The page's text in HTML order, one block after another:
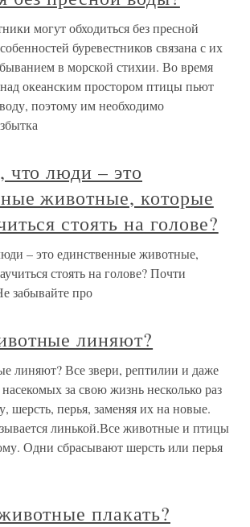
могут обходиться без пресной
буревестников связана с их
в морской стихии. Во время
океанским простором птицы пьют
поэтому им необходимо
что люди – это
животные, которые
стоять на голове?
– это единственные животные,
стоять на голове? Почти
забывайте про
линяют?
линяют? Все звери, рептилии и даже
за свою жизнь несколько раз
шерсть, перья, заменяя их на новые.
линькой.Все животные и птицы
Одни сбрасывают шерсть или перья
плакать?